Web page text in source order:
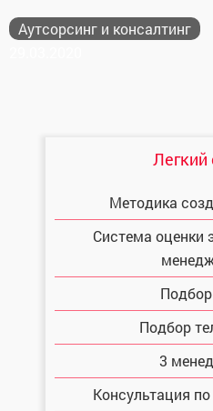
Аутсорсинг и консалтинг
Легкий
Методика
Система оценки
Подбор
3
Консультация